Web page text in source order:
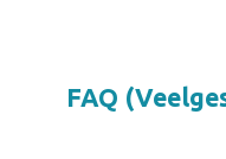
FAQ